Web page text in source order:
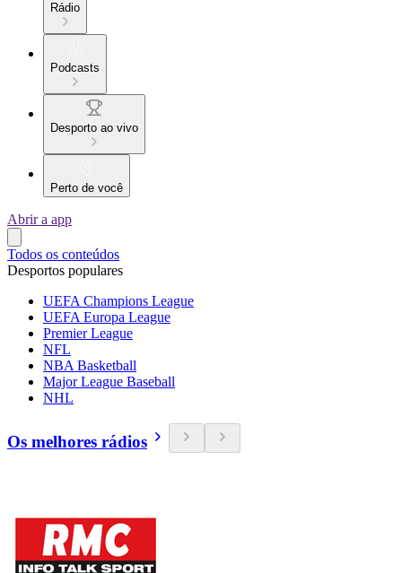
Rádio
Podcasts
Desporto ao vivo
Perto de você
Abrir a app
Todos os conteúdos
Desportos populares
UEFA Champions League
UEFA Europa League
Premier League
NFL
NBA Basketball
Major League Baseball
NHL
Os melhores rádios